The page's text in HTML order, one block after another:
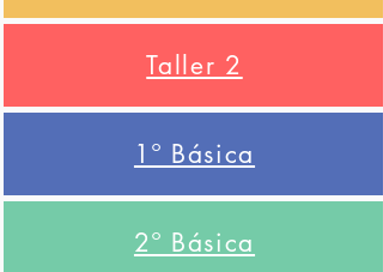
Taller 2
1º Básica
2º Básica